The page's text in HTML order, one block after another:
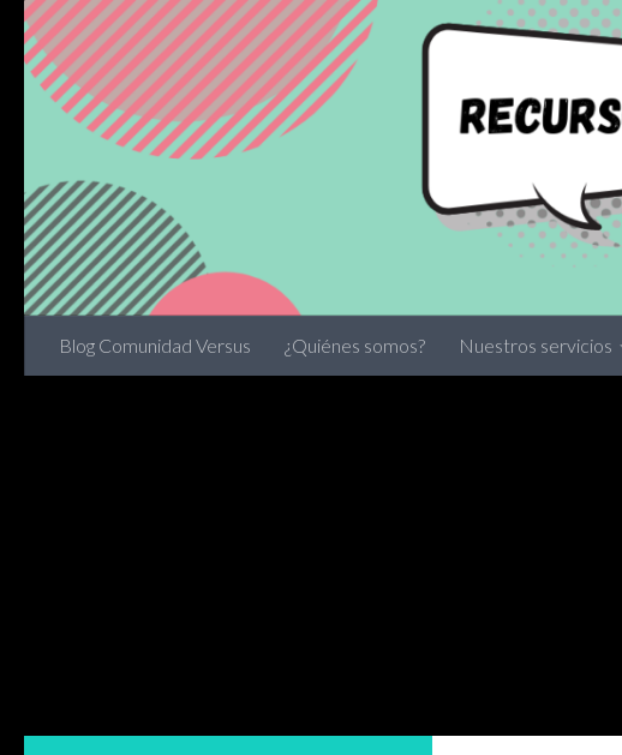
Skip to content
Blog Comunidad Versus ¿Quiénes somos? Nuestros servicios